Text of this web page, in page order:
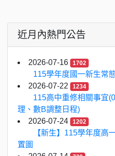
近月內熱門公告
2026-07-16 1702
115學年度國一新生常
2026-07-22
1234
115高中重修相關事宜
理、數B調整日程)
2026-07-24
1202
【新生】115學年度高
置圖